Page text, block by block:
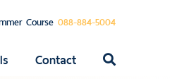
Course 088-884-5004
Contact